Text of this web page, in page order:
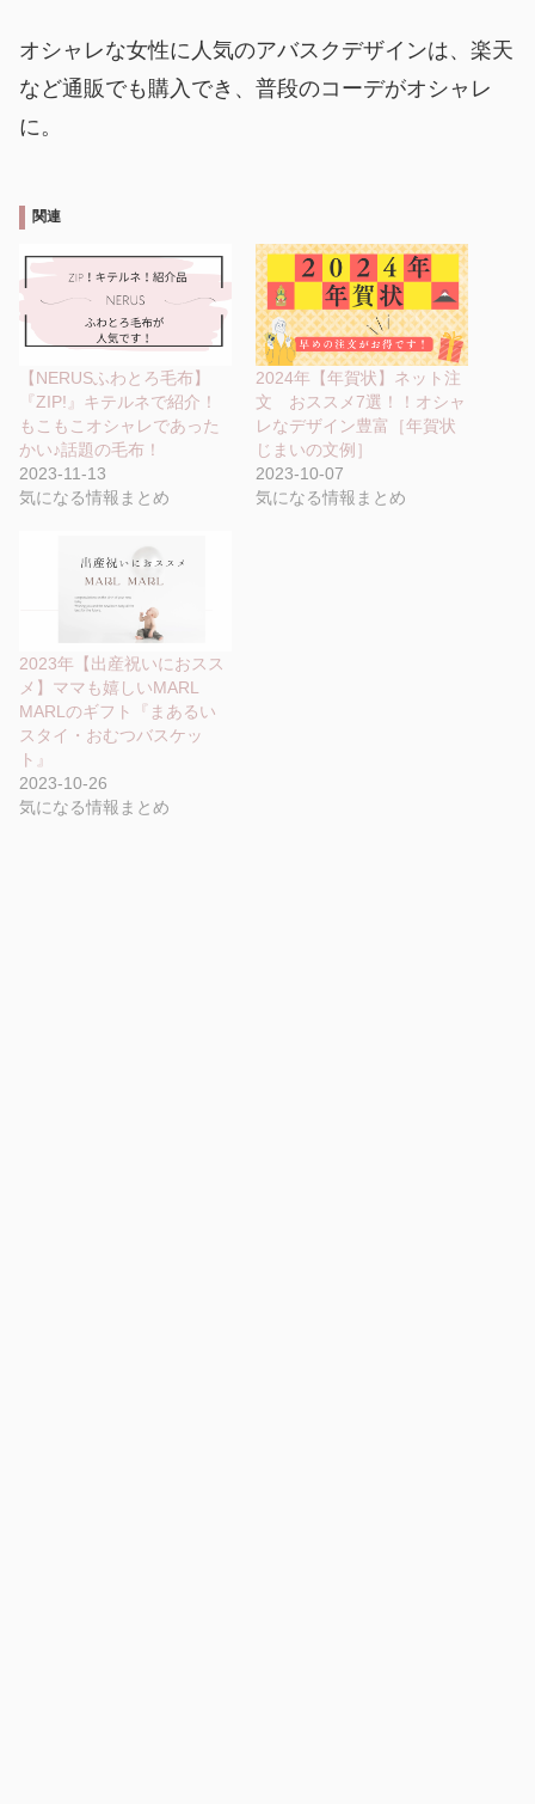
オシャレな女性に人気のアバスクデザインは、楽天
など通販でも購入でき、普段のコーデがオシャレ
に。
関連
【NERUSふわとろ毛布】
『ZIP!』キテルネで紹介！
もこもこオシャレであった
かい♪話題の毛布！
2023-11-13
気になる情報まとめ
2024年【年賀状】ネット注
文 おススメ7選！！オシャ
レなデザイン豊富［年賀状
じまいの文例］
2023-10-07
気になる情報まとめ
2023年【出産祝いにおスス
メ】ママも嬉しいMARL
MARLのギフト『まあるい
スタイ・おむつバスケッ
ト』
2023-10-26
気になる情報まとめ